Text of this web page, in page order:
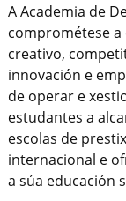
A Academia de
comprométese
creativo,
innovación e
de operar e
estudantes a
escolas de
internacional e
a súa educación